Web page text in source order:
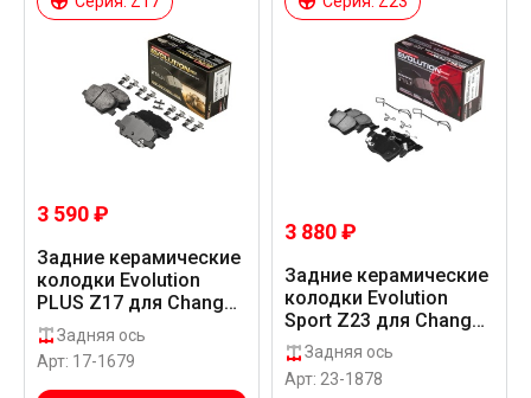
3 590 ₽
Задние керамические
колодки Evolution
PLUS Z17 для Changan
CS35 PLUS SC7164
Задняя ось
Арт: 17-1679
3 880 ₽
Задние керамические
колодки Evolution
Sport Z23 для Changan
CS35 PLUS SC7164
Задняя ось
Арт: 23-1878